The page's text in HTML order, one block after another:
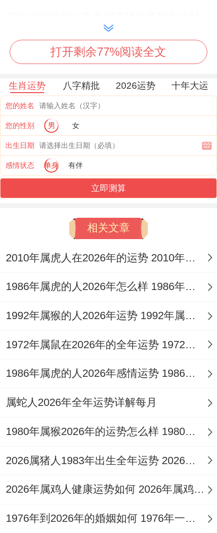
象。选择先保持联系三个月再决定交往,眼下
两人感情没想到更稳固。
健康管理要进一步注意;有位坚持晨跑的马阿
姨;正月里原因是没注意保暖得了支气管炎，
养了半个月才好。建议大家把厚外套多穿几
天室内运动也是个好选择！
这个月适合培养新习性,打个比方每天喝杯蜂
蜜水或做非常钟拉伸~有位退休教师马伯伯
就靠着这些小改变~把多年的老胃病调理好
就我跟你讲，年事业演化的关键密码- 来到
2025年66年属马人在职场就像经验丰富的船
业打拼三十年的马总、今年带领团队拿下***
大单的方法、没料到是每周组织“吐槽大
这种开放的管理方式、正好应了今年有得团
队协作的运势特征 。
在这事儿说来话长,业的朋友要擦亮眼睛选伙
看似完美的加盟方法 后来发现那家公司有严
重财务漏洞.记住“宁可不赚钱，也别踩陷
就是靠着严谨审查合同条款；成功避开了一
场商业被骗。其理论基础是啥？
打开剩余77%阅读全文
生肖运势 八字精批 2026运势 十年大运
您的姓名
您的性别 男 女
出生日期
感情状态 单身 有伴
立即测算
相关文章
2010年属虎人在2026年的运势 2010年属虎人2026
1986年属虎的人2026年怎么样 1986年属虎的5位吉利数字
1992年属猴的人2026年运势 1992年属猴人2026年运势及运程
1972年属鼠在2026年的全年运势 1972年属鼠在52岁后的运气
1986年属虎的人2026年感情运势 1986年属虎的人这一生婚姻怎么样
属蛇人2026年全年运势详解每月
1980年属猴2026年的运势怎么样 1980年属猴人2月份运程
2026属猪人1983年出生全年运势 2026属猪人的全年运势
2026年属鸡人健康运势如何 2026年属鸡人的全年运势如何
1976年到2026年的婚姻如何 1976年一生婚姻状况